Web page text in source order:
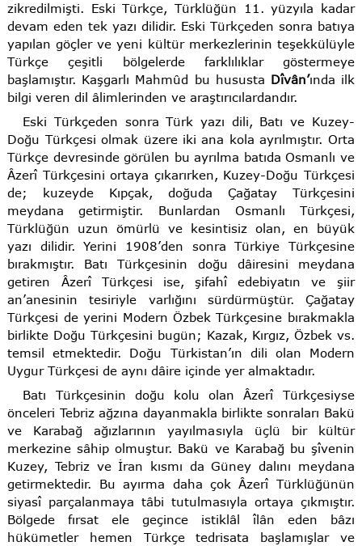
zikredilmişti. Eski Türkçe, Türklüğün 11. yüzyıla kadar
devam eden tek yazı dilidir. Eski Türkçeden sonra batıya
yapılan göçler ve yeni kültür merkezlerinin teşekkülüyle
Türkçe çeşitli bölgelerde farklılıklar göstermeye
başlamıştır. Kaşgarlı Mahmûd bu hususta Dîvân’ında ilk
bilgi veren dil âlimlerinden ve araştırıcılardandır.
Eski Türkçeden sonra Türk yazı dili, Batı ve Kuzey-
Doğu Türkçesi olmak üzere iki ana kola ayrılmıştır. Orta
Türkçe devresinde görülen bu ayrılma batıda Osmanlı ve
Âzerî Türkçesini ortaya çıkarırken, Kuzey-Doğu Türkçesi
de; kuzeyde Kıpçak, doğuda Çağatay Türkçesini
meydana getirmiştir. Bunlardan Osmanlı Türkçesi,
Türklüğün uzun ömürlü ve kesintisiz olan, en büyük
yazı dilidir. Yerini 1908’den sonra Türkiye Türkçesine
bırakmıştır. Batı Türkçesinin doğu dâiresini meydana
getiren Âzerî Türkçesi ise, şifahî edebiyatın ve şiir
an’anesinin tesiriyle varlığını sürdürmüştür. Çağatay
Türkçesi de yerini Modern Özbek Türkçesine bırakmakla
birlikte Doğu Türkçesini bugün; Kazak, Kırgız, Özbek vs.
temsil etmektedir. Doğu Türkistan’ın dili olan Modern
Uygur Türkçesi de aynı dâire içinde yer almaktadır.
Batı Türkçesinin doğu kolu olan Âzerî Türkçesiyse
önceleri Tebriz ağzına dayanmakla birlikte sonraları Bakü
ve Karabağ ağızlarının yayılmasıyla üçlü bir kültür
merkezine sâhip olmuştur. Bakü ve Karabağ bu şîvenin
Kuzey, Tebriz ve İran kısmı da Güney dalını meydana
getirmektedir. Bu ayırma daha çok Âzerî Türklüğünün
siyasî parçalanmaya tâbi tutulmasıyla ortaya çıkmıştır.
Bölgede fırsat ele geçince istiklâl îlân eden bâzı
hükümetler hemen Türkçe tedrisata başlamışlar ve